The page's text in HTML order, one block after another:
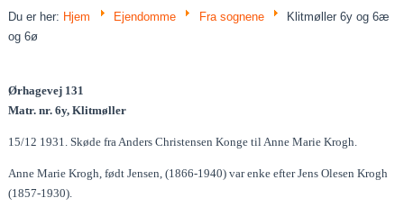
Du er her: Hjem Ejendomme Fra sognene
Klitmøller 6y og 6æ
og 6ø
Ørhagevej 131
Matr. nr. 6y, Klitmøller
15/12 1931. Skøde fra Anders Christensen Konge til Anne Marie Krogh.
Anne Marie Krogh, født Jensen, (1866-1940) var enke efter Jens Olesen Krogh
(1857-1930).